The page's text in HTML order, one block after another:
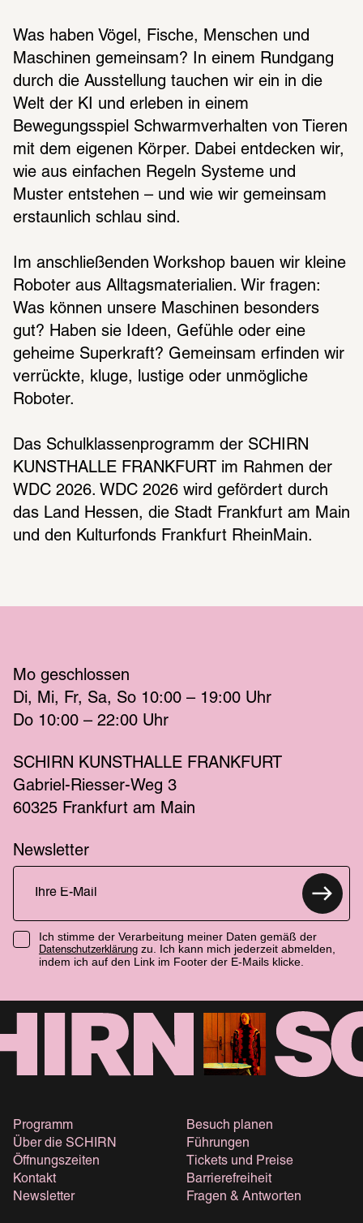
Was haben Vögel, Fische, Menschen und
Maschinen gemeinsam? In einem Rundgang
durch die Ausstellung tauchen wir ein in die
Welt der KI und erleben in einem
Bewegungsspiel Schwarmverhalten von Tieren
mit dem eigenen Körper. Dabei entdecken wir,
wie aus einfachen Regeln Systeme und
Muster entstehen – und wie wir gemeinsam
erstaunlich schlau sind.
Im anschließenden Workshop bauen wir kleine
Roboter aus Alltagsmaterialien. Wir fragen:
Was können unsere Maschinen besonders
gut? Haben sie Ideen, Gefühle oder eine
geheime Superkraft? Gemeinsam erfinden wir
verrückte, kluge, lustige oder unmögliche
Roboter.
Das Schulklassenprogramm der SCHIRN
KUNSTHALLE FRANKFURT im Rahmen der
WDC 2026. WDC 2026 wird gefördert durch
das Land Hessen, die Stadt Frankfurt am Main
und den Kulturfonds Frankfurt RheinMain.
Mo geschlossen
Di
Mi Fr Sa So 10:00 – 19:00 Uhr
Do 10:00 – 22:00 Uhr
SCHIRN KUNSTHALLE FRANKFURT
Gabriel-Riesser-Weg 3
60325 Frankfurt am Main
Newsletter
Ich stimme der Verarbeitung meiner Daten gemäß der
Datenschutzerklärung zu. Ich kann mich jederzeit abmelden,
indem ich auf den Link im Footer der E-Mails klicke.
Programm
Über die SCHIRN
Öffnungszeiten
Kontakt
Newsletter
Besuch planen
Führungen
Tickets und Preise
Barrierefreiheit
Fragen & Antworten